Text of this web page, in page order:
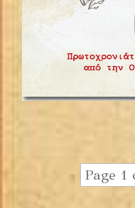
Page 1